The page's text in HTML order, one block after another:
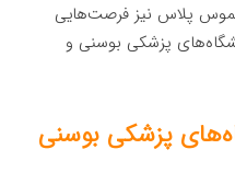
پلاس نیز فرصت‌هایی
پزشکی بوسنی و
پزشکی بوسنی